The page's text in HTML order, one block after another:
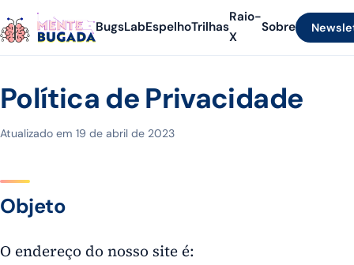
BugsLabEspelhoTrilhas
Raio-
X
Sobre
Política de Privacidade
Atualizado em 19 de abril de 2023
Objeto
O endereço do nosso site é: